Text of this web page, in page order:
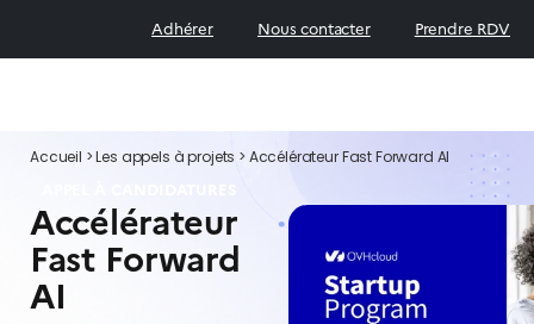
Adhérer Nous contacter Prendre RDV
Accueil >Les appels à projets > Accélérateur Fast Forward AI
Accélérateur
Fast Forward
AI